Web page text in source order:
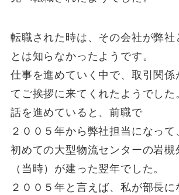
転職された時は、その会社が弊社
とは知らなかったようです。
仕事を進めていく中で、取引関係
てご挨拶に来てくれたようでした
話を進めていると、前職で
２００５年から弊社担当になって
初めての大型物流センターの岩槻
（当時）が建った翌年でした。
２００５年と言えば、私が部長に